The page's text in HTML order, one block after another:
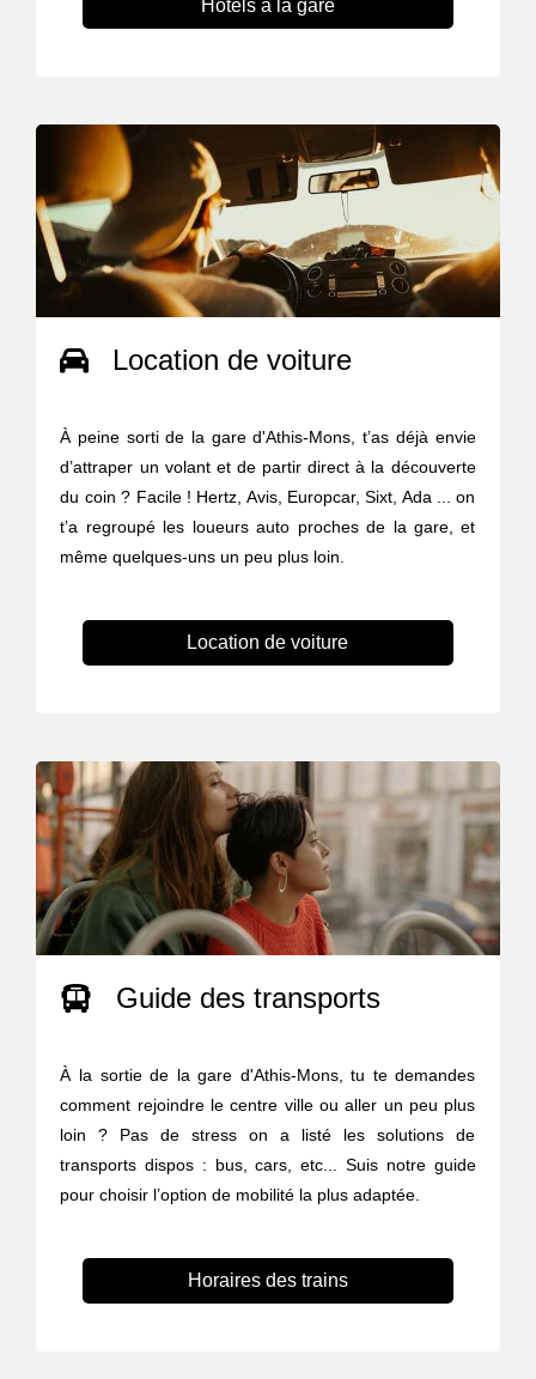
Hôtels à la gare
Location de voiture
À peine sorti de la gare d'Athis-Mons, t’as déjà envie
d’attraper un volant et de partir direct à la découverte
du coin ? Facile ! Hertz, Avis, Europcar, Sixt, Ada ... on
t’a regroupé les loueurs auto proches de la gare, et
même quelques-uns un peu plus loin.
Location de voiture
Guide des transports
À la sortie de la gare d'Athis-Mons, tu te demandes
comment rejoindre le centre ville ou aller un peu plus
loin ? Pas de stress on a listé les solutions de
transports dispos : bus, cars, etc... Suis notre guide
pour choisir l’option de mobilité la plus adaptée.
Horaires des trains